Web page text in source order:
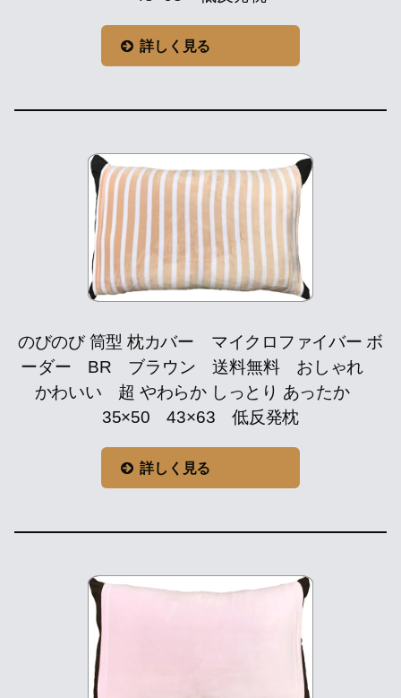
詳しく見る
のびのび 筒型 枕カバー マイクロファイバー ボ
ーダー BR ブラウン 送料無料 おしゃれ
かわいい 超 やわらか しっとり あったか
35×50 43×63 低反発枕
詳しく見る